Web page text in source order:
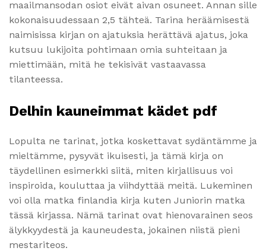
maailmansodan osiot eivät aivan osuneet. Annan sille
kokonaisuudessaan 2,5 tähteä. Tarina heräämisestä
naimisissa kirjan on ajatuksia herättävä ajatus, joka
kutsuu lukijoita pohtimaan omia suhteitaan ja
miettimään, mitä he tekisivät vastaavassa
tilanteessa.
Delhin kauneimmat kädet pdf
Lopulta ne tarinat, jotka koskettavat sydäntämme ja
mieltämme, pysyvät ikuisesti, ja tämä kirja on
täydellinen esimerkki siitä, miten kirjallisuus voi
inspiroida, kouluttaa ja viihdyttää meitä. Lukeminen
voi olla matka finlandia kirja​ kuten Juniorin matka
tässä kirjassa. Nämä tarinat ovat hienovarainen seos
älykkyydestä ja kauneudesta, jokainen niistä pieni
mestariteos.